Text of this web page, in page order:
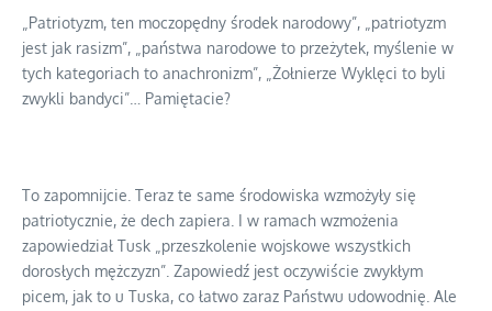
„Patriotyzm, ten moczopędny środek narodowy”, „patriotyzm
jest jak rasizm”, „państwa narodowe to przeżytek, myślenie w
tych kategoriach to anachronizm”, „Żołnierze Wyklęci to byli
zwykli bandyci”… Pamiętacie?
To zapomnijcie. Teraz te same środowiska wzmożyły się
patriotycznie, że dech zapiera. I w ramach wzmożenia
zapowiedział Tusk „przeszkolenie wojskowe wszystkich
dorosłych mężczyzn”. Zapowiedź jest oczywiście zwykłym
picem, jak to u Tuska, co łatwo zaraz Państwu udowodnię. Ale